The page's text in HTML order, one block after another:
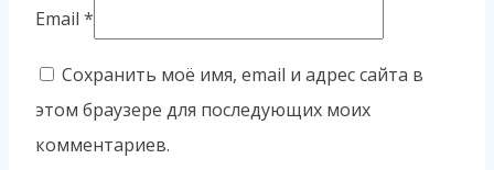
Email *
Сохранить моё имя, email и адрес сайта в
этом браузере для последующих моих
комментариев.